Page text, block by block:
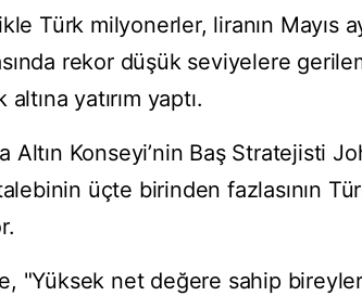
Türk milyonerler, liranın Mayıs
rekor düşük seviyelere
altına yatırım yaptı.
Altın Konseyi’nin Baş Stratejisti
üçte birinden fazlasının
"Yüksek net değere sahip